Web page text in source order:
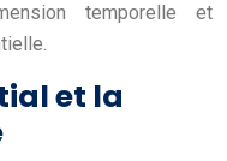
temporelle et
et la